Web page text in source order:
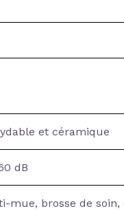
et céramique
dB
mue, brosse de